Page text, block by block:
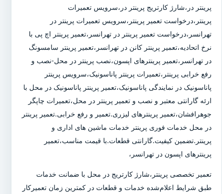
پرینتر در،شارژ کارتریج پرینتر در،سرویس تعمیرات
پرینتر،درخواست تعمیر پرینتر،سرویس تعمیرات پرینتر در
تهرانسر،درخواست تعمیر پرینتر در تهرانسر،تعمیر پرینتر اچ پی با
نرخ اتحادیه،تعمیر پرینتر کانن در تهرانسر،تعمیر پرینتر سامسونگ
در تهرانسر،تعمیر پرینترهای اپسون،نصب پرینتر در محل-نصب و
رفع خرابی پرینتر،تعمیرات پرینتر پاناسونیک،سرویس پرینتر
پاناسونیک در نمایندگی پاناسونیک،تعمیر پرینتر پاناسونیک در محل با
ارئه گارانتی معتبر و نصب و تعمیر پرینتر در محل،تعمیرات چاپگر
جوهرافشان،تعمیر پرینترهای لیزری.تعمیر و رفع خرابی.تعمیر پرینتر
در محل خدمات فوری پرینتر خدمات ماشین های اداری و
پرینتر.تضمین کیفیت.گارانتی قطعات.با قیمت مناسب،تعمیر
پرینترهای اپسون در تهرانسر،
تعمیر تخصصی پرینتر،شارژ کارتریج در محل با ضمانت خدمات
طبق شرایط اعلام‌شده خدمات و قطعات در کمترین زمان تعمیرکار